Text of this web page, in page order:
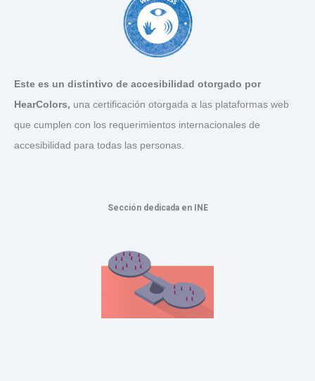
Este es un distintivo de accesibilidad otorgado por
HearColors, una certificación otorgada a las plataformas web
que cumplen con los requerimientos internacionales de
accesibilidad para todas las personas.
Sección dedicada en INE